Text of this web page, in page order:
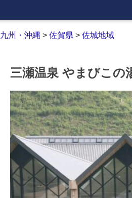
九州・沖縄 > 佐賀県 > 佐城地域
三瀬温泉 やまびこの